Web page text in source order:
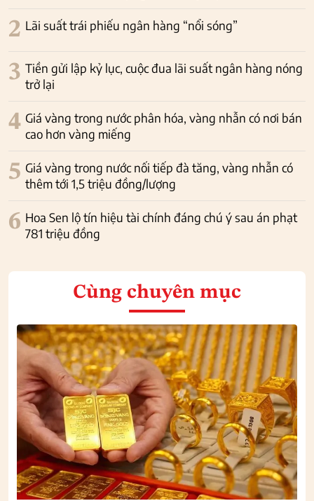
2 Lãi suất trái phiếu ngân hàng “nổi sóng”
3 Tiền gửi lập kỷ lục, cuộc đua lãi suất ngân hàng nóng
trở lại
4 Giá vàng trong nước phân hóa, vàng nhẫn có nơi bán
cao hơn vàng miếng
5 Giá vàng trong nước nối tiếp đà tăng, vàng nhẫn có
thêm tới 1,5 triệu đồng/lượng
6 Hoa Sen lộ tín hiệu tài chính đáng chú ý sau án phạt
781 triệu đồng
Cùng chuyên mục